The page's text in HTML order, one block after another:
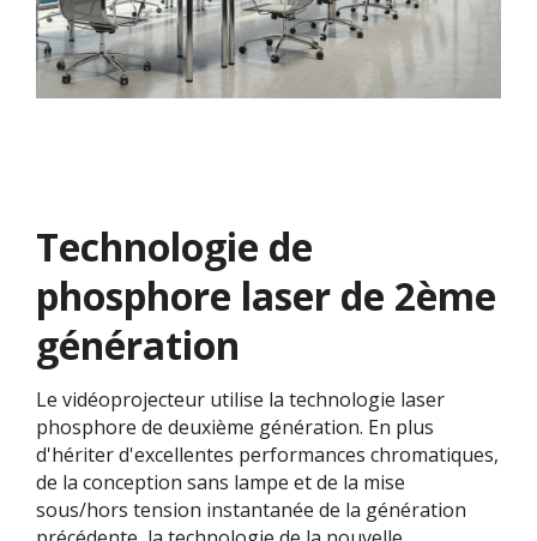
Technologie de
phosphore laser de 2ème
génération
Le vidéoprojecteur utilise la technologie laser
phosphore de deuxième génération. En plus
d'hériter d'excellentes performances chromatiques,
de la conception sans lampe et de la mise
sous/hors tension instantanée de la génération